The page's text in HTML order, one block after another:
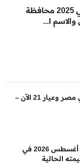
نتيجة الصف الثالث الاعدادي الترم الثاني 2025 محافظة
والاسم ا...
سعر الذهب اليوم في مصر وعيار 21 الآن –
أسعار الدولار اليوم 9 أغسطس 2026 في
الحالية